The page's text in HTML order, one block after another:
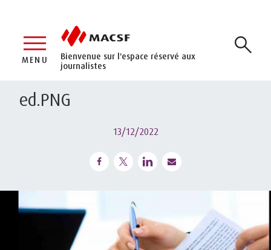
Bienvenue sur l'espace réservé aux
journalistes
MENU
ed.PNG
13/12/2022